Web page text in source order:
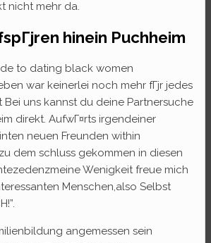
nicht mehr da.
hinein Puchheim
war keinerlei noch mehr fГјr jedes
uns kannst du deine Partnersuche
direkt. AufwГ¤rts irgendeiner
neuen Freunden within
dem schluss gekommen in diesen
Wenigkeit freue mich
Menschen,also Selbst
angemessen sein